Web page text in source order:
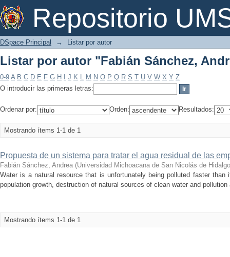
Repositorio
Listar por autor "Fabián Sánchez,
DSpace Principal → Listar por autor
Listar por autor "Fabián Sánchez,
0-9 A B C D E F G H J K L M N O P Q R S T U V W X Y Z
O introducir las primeras letras:
Ordenar por: Orden: Resultados:
Mostrando ítems 1-1 de 1
Propuesta de un sistema para tratar el agua residual de las
Fabián Sánchez, Andrea (Universidad Michoacana de San Nicolás de Hidalgo
Water is a natural resource that is unfortunately being polluted faster
population growth, destruction of natural sources of clean water and
Mostrando ítems 1-1 de 1